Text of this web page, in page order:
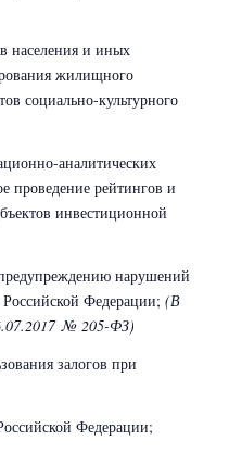
населения и иных
жилищного
социально-культурного
аналитических
проведение рейтингов и
инвестиционной
нарушений
Российской Федерации; (В
№ 205-ФЗ)
залогов при
Федерации;